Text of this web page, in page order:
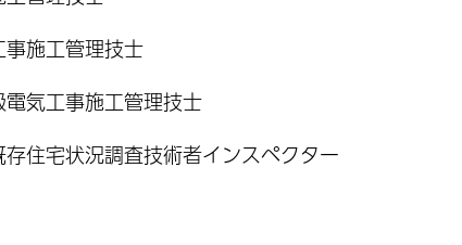
施工管理技士
気工事施工管理技士
住宅状況調査技術者インスペクター